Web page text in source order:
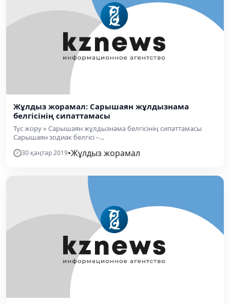
Жұлдыз жорамал: Сарышаян жұлдызнама
белгісінің сипаттамасы
Түс жору » Сарышаян жұлдызнама белгісінің сипаттамасы
Сарышаян зодиак белгісі –...
30 қаңтар 2019•Жұлдыз жорамал